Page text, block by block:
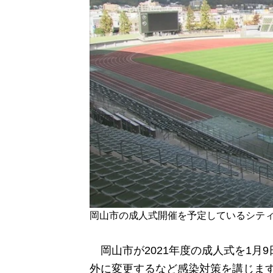
岡山市の成人式開催を予定しているシテ
岡山市が2021年度の成人式を1月9
外に変更するなど感染対策を講じま